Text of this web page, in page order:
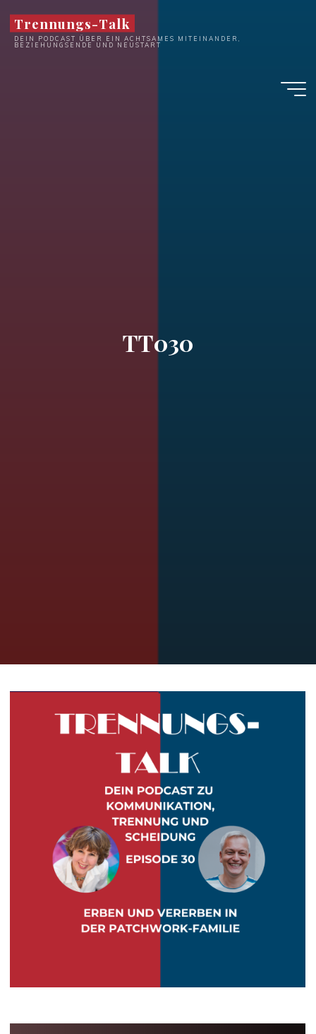
Inhalt
springen
Trennungs-Talk
DEIN PODCAST ÜBER EIN ACHTSAMES MITEINANDER,
BEZIEHUNGSENDE UND NEUSTART
TT030